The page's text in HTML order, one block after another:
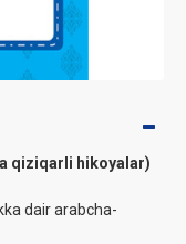
qiziqarli hikoyalar)
dair arabcha-